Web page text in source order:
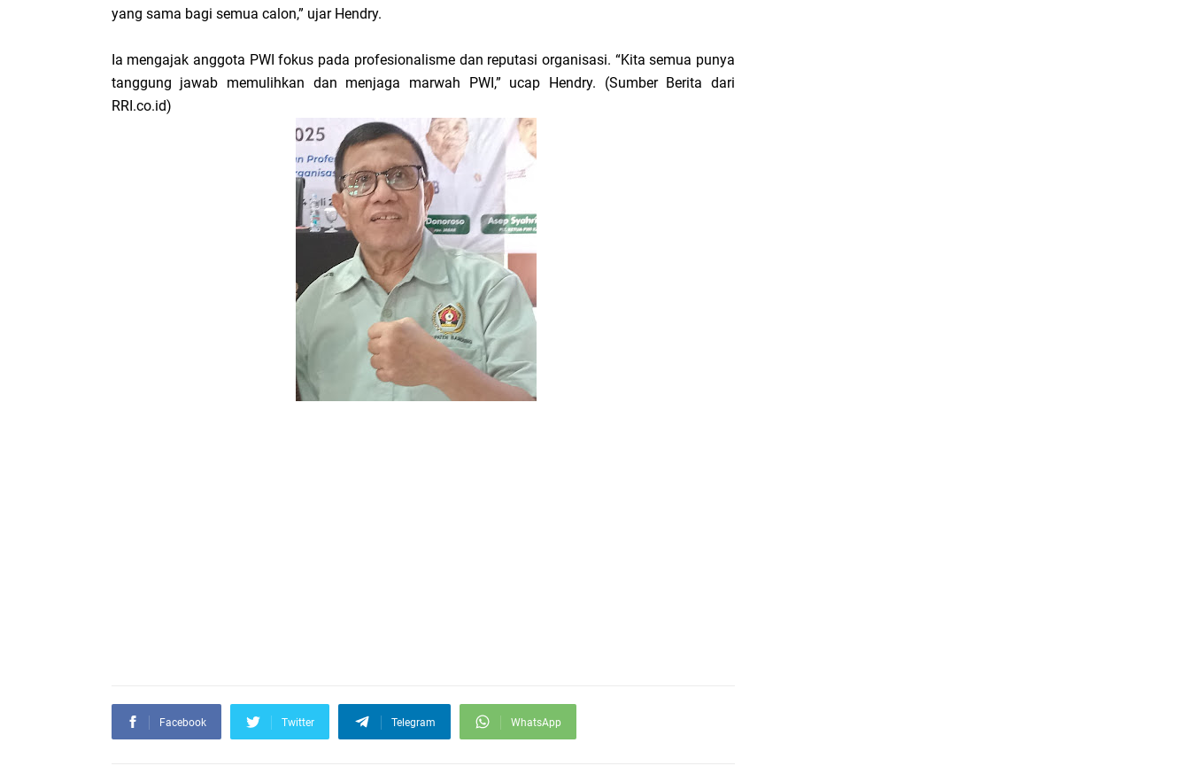
yang sama bagi semua calon,” ujar Hendry.
Ia mengajak anggota PWI fokus pada profesionalisme dan reputasi organisasi. “Kita semua punya
tanggung jawab memulihkan dan menjaga marwah PWI,” ucap Hendry. (Sumber Berita dari
RRI.co.id)
Facebook Twitter Telegram WhatsApp